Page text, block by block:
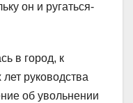
он и ругаться-
в город, к
руководства
об увольнении